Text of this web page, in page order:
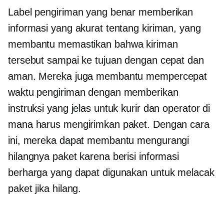
Label pengiriman yang benar memberikan
informasi yang akurat tentang kiriman, yang
membantu memastikan bahwa kiriman
tersebut sampai ke tujuan dengan cepat dan
aman. Mereka juga membantu mempercepat
waktu pengiriman dengan memberikan
instruksi yang jelas untuk kurir dan operator di
mana harus mengirimkan paket. Dengan cara
ini, mereka dapat membantu mengurangi
hilangnya paket karena berisi informasi
berharga yang dapat digunakan untuk melacak
paket jika hilang.